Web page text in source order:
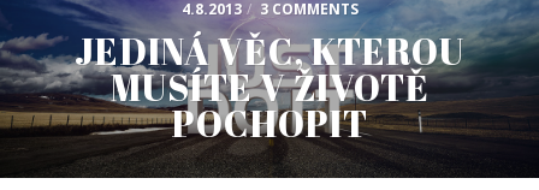
4.8.2013 / 3 COMMENTS
JEDINÁ VĚC, KTEROU
MUSÍTE V ŽIVOTĚ
POCHOPIT